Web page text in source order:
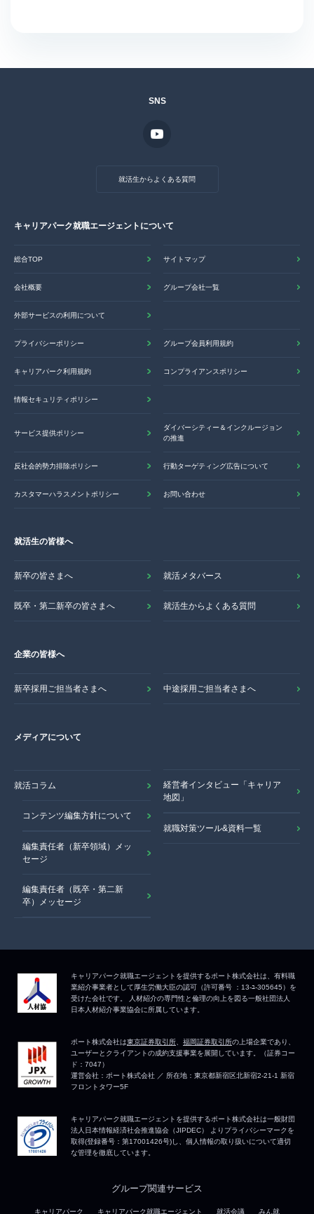
SNS
就活生からよくある質問
キャリアパーク就職エージェントについて
総合TOP サイトマップ
会社概要 グループ会社一覧
外部サービスの利用について
プライバシーポリシー グループ会員利用規約
キャリアパーク利用規約 コンプライアンスポリシー
情報セキュリティポリシー
サービス提供ポリシー
ダイバーシティー＆インクルージョン
の推進
反社会的勢力排除ポリシー 行動ターゲティング広告について
カスタマーハラスメントポリシー お問い合わせ
就活生の皆様へ
新卒の皆さまへ 就活メタバース
既卒・第二新卒の皆さまへ 就活生からよくある質問
企業の皆様へ
新卒採用ご担当者さまへ 中途採用ご担当者さまへ
メディアについて
就活コラム
コンテンツ編集方針について
編集責任者（新卒領域）メッ
セージ
編集責任者（既卒・第二新
卒）メッセージ
経営者インタビュー「キャリア
地図」
就職対策ツール&資料一覧